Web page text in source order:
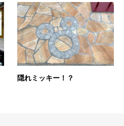
隠れミッキー！？